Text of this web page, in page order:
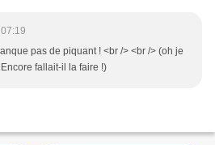
pas de piquant ! <br /> <br /> (oh je
fallait-il la faire !)